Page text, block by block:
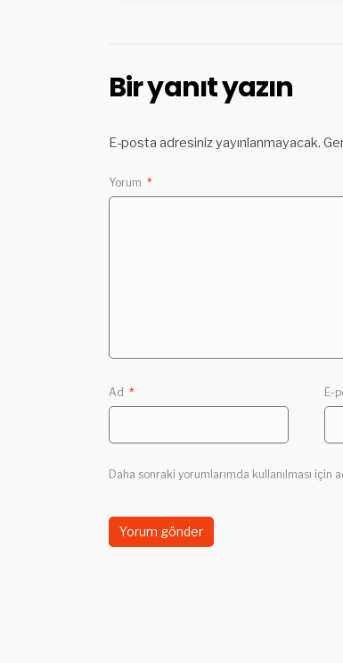
Bir yanıt yazın
E-posta adresiniz yayınlanmayacak.
Yorum *
Ad * E-
Daha sonraki yorumlarımda kullanılması